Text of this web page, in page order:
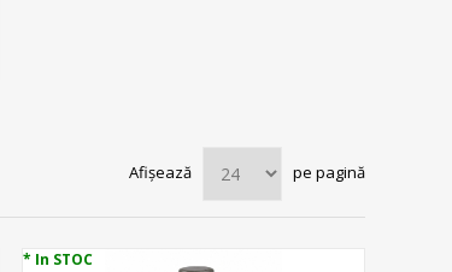
Afișează pe pagină
* In STOC